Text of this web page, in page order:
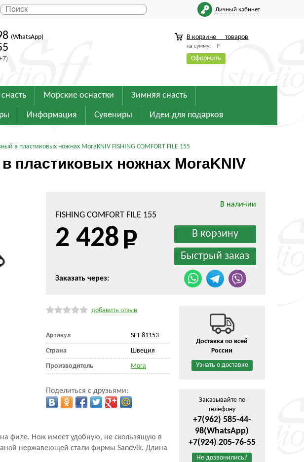
Личный кабинет
(WhatsApp) В корзине товаров
на сумму: Р
Оформить
Морские оснастки Зимняя снасть
Информация Сувениры Идеи для подарков
в пластиковых ножнах MoraKNIV FISHING COMFORT FILE 155
пластиковых ножнах MoraKNIV
В наличии
FISHING COMFORT FILE 155
2 428
Заказать через:
добавить отзыв
Артикул SFT 81153
Страна Швеция
Производитель Mora
Поделиться с друзьями:
на филе. Нож имеет удобную, не скользящую в
нержавеющей стали фирмы Sandvik. Длина
Доставка по всей
России
Узнать о доставке
Заказывайте по
телефону
+7(962) 585-44-
98(WhatsApp)
+7(924) 205-76-55
Не дозвонились?